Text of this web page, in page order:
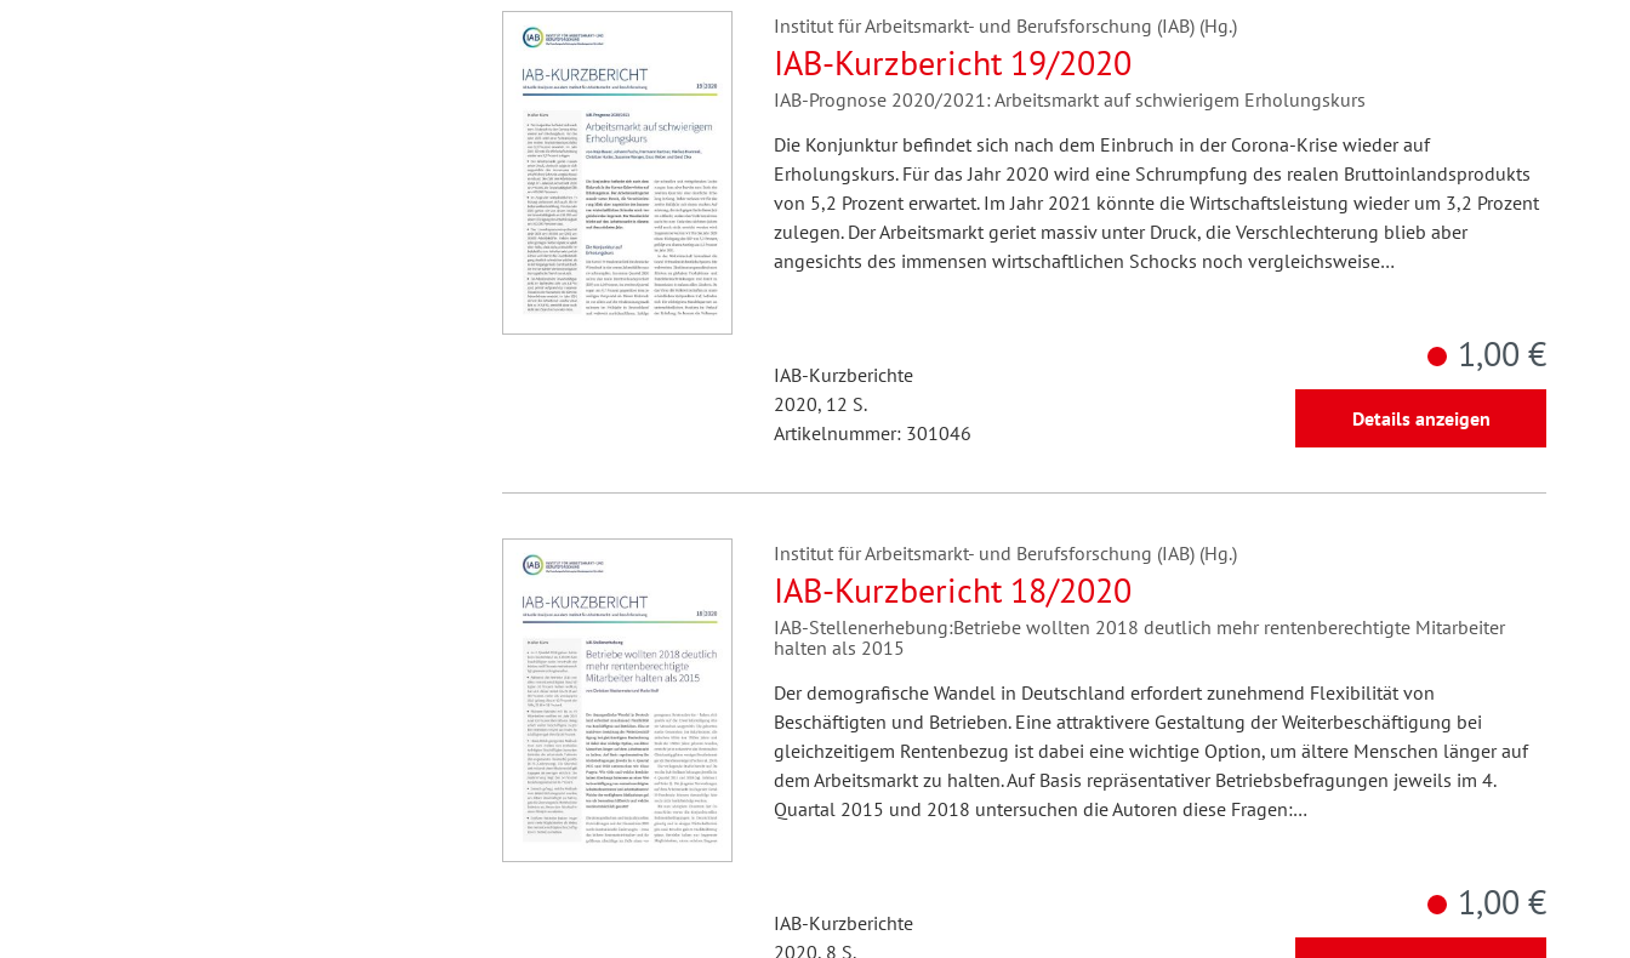
Institut für Arbeitsmarkt- und Berufsforschung (IAB) (Hg.)
IAB-Kurzbericht 19/2020
IAB-Prognose 2020/2021: Arbeitsmarkt auf schwierigem Erholungskurs
Die Konjunktur befindet sich nach dem Einbruch in der Corona-Krise wieder auf
Erholungskurs. Für das Jahr 2020 wird eine Schrumpfung des realen Bruttoinlandsprodukts
von 5,2 Prozent erwartet. Im Jahr 2021 könnte die Wirtschaftsleistung wieder um 3,2 Prozent
zulegen. Der Arbeitsmarkt geriet massiv unter Druck, die Verschlechterung blieb aber
angesichts des immensen wirtschaftlichen Schocks noch vergleichsweise…
IAB-Kurzberichte
2020, 12 S.
Artikelnummer: 301046
1,00 €
Details anzeigen
Institut für Arbeitsmarkt- und Berufsforschung (IAB) (Hg.)
IAB-Kurzbericht 18/2020
IAB-Stellenerhebung:Betriebe wollten 2018 deutlich mehr rentenberechtigte Mitarbeiter
halten als 2015
Der demografische Wandel in Deutschland erfordert zunehmend Flexibilität von
Beschäftigten und Betrieben. Eine attraktivere Gestaltung der Weiterbeschäftigung bei
gleichzeitigem Rentenbezug ist dabei eine wichtige Option, um ältere Menschen länger auf
dem Arbeitsmarkt zu halten. Auf Basis repräsentativer Betriebsbefragungen jeweils im 4.
Quartal 2015 und 2018 untersuchen die Autoren diese Fragen:…
IAB-Kurzberichte
2020, 8 S.
1,00 €